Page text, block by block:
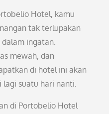
Hotel, kamu
tak terlupakan
ingatan.
mewah, dan
di hotel ini akan
suatu hari nanti.
di Portobelio Hotel